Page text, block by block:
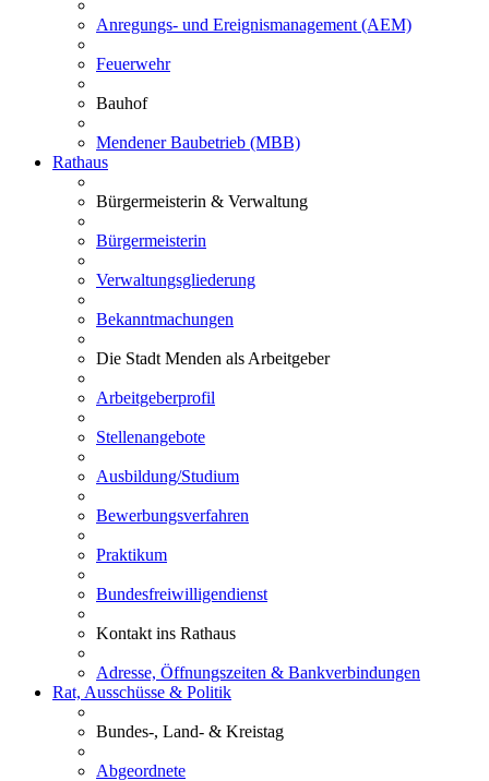
Anregungs- und Ereignismanagement (AEM)
Feuerwehr
Bauhof
Mendener Baubetrieb (MBB)
Rathaus
Bürgermeisterin & Verwaltung
Bürgermeisterin
Verwaltungsgliederung
Bekanntmachungen
Die Stadt Menden als Arbeitgeber
Arbeitgeberprofil
Stellenangebote
Ausbildung/Studium
Bewerbungsverfahren
Praktikum
Bundesfreiwilligendienst
Kontakt ins Rathaus
Adresse, Öffnungszeiten & Bankverbindungen
Rat, Ausschüsse & Politik
Bundes-, Land- & Kreistag
Abgeordnete